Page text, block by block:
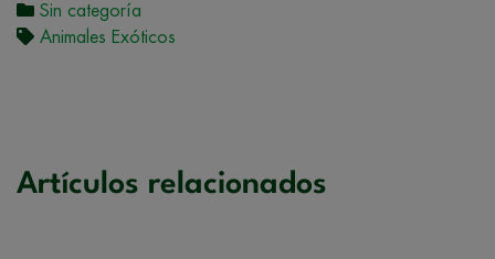
Sin categoría
Animales Exóticos
Artículos relacionados